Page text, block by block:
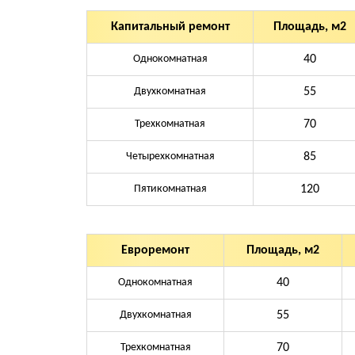
Капитальный ремонт Площадь, м2
Однокомнатная 40
Двухкомнатная 55
Трехкомнатная 70
Четырехкомнатная 85
Пятикомнатная 120
Евроремонт Площадь, м2
Однокомнатная 40
Двухкомнатная 55
Трехкомнатная 70